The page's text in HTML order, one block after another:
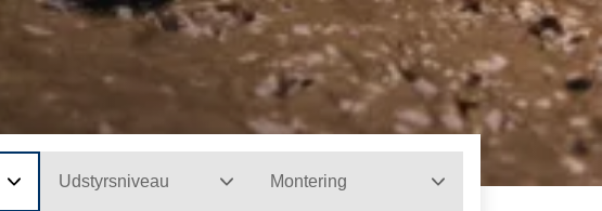
Udstyrsniveau Montering